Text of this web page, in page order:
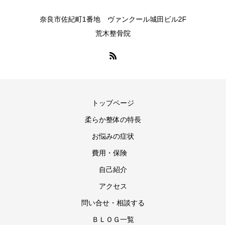
奈良市佐紀町1番地 ヴァンクール城田ビル2F
荒木整骨院
トップページ
柔らか整体の特長
お悩みの症状
費用・保険
自己紹介
アクセス
問い合せ・相談する
ＢＬＯＧ一覧